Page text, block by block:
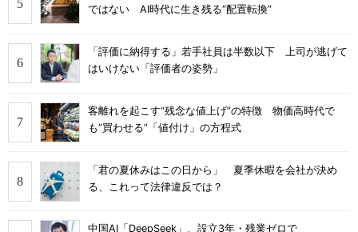
ではない AI時代に生き残る“配置転換”
「評価に納得する」若手社員は半数以下 上司が逃げて
はいけない「評価者の姿勢」
客離れを起こす“残念な値上げ”の特徴 物価高時代で
も“買わせる”「値付け」の方程式
「君の夏休みはこの日から」 夏季休暇を会社が決め
る、これって法律違反では？
中国AI「DeepSeek」、設立3年・残業ゼロで